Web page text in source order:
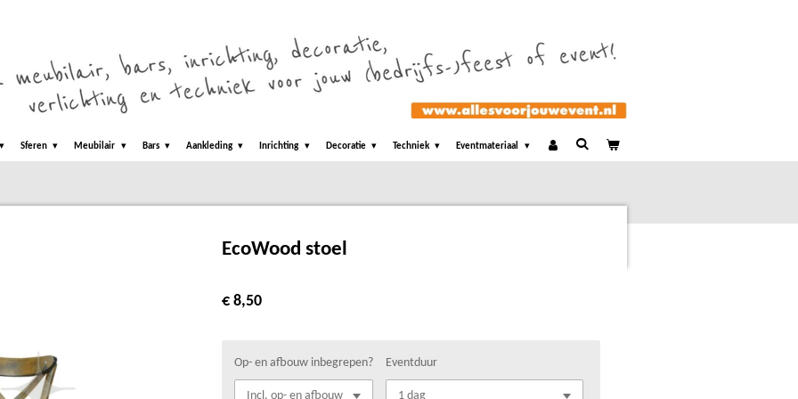
Sferen Meubilair Bars Aankleding Inrichting Decoratie Techniek Eventmateriaal
EcoWood stoel
€ 8,50
Op- en afbouw inbegrepen? Eventduur